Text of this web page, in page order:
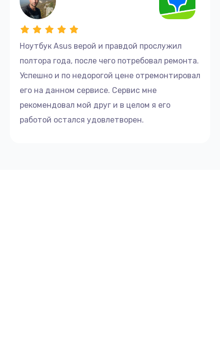
Ноутбук Asus верой и правдой прослужил
полтора года, после чего потребовал ремонта.
Успешно и по недорогой цене отремонтировал
его на данном сервисе. Сервис мне
рекомендовал мой друг и в целом я его
работой остался удовлетворен.